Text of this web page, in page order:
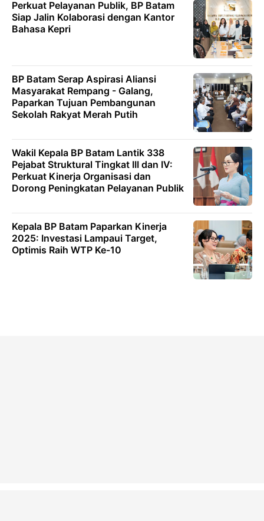
Perkuat Pelayanan Publik, BP Batam
Siap Jalin Kolaborasi dengan Kantor
Bahasa Kepri
BP Batam Serap Aspirasi Aliansi
Masyarakat Rempang - Galang,
Paparkan Tujuan Pembangunan
Sekolah Rakyat Merah Putih
Wakil Kepala BP Batam Lantik 338
Pejabat Struktural Tingkat III dan IV:
Perkuat Kinerja Organisasi dan
Dorong Peningkatan Pelayanan Publik
Kepala BP Batam Paparkan Kinerja
2025: Investasi Lampaui Target,
Optimis Raih WTP Ke-10